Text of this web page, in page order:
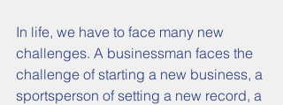
In life, we have to face many new
challenges. A businessman faces the
challenge of starting a new business, a
sportsperson of setting a new record, a